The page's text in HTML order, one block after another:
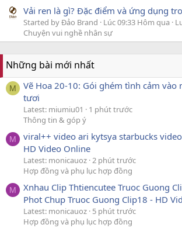
Vải ren là gì? Đặc điểm và ứng dụng
Started by Đảo Brand Lúc 09:33 Hôm qua
Chuyện vui nghề nhân sự
Những bài mới nhất
M
Vẽ Hoa 20-10: Gói ghém tình cảm vào
tươi
Latest: miumiu01
1 phút trước
Thông tin & góp ý
M
viral++ video ari kytsya starbucks
HD Video Online
Latest: monicauoz 2 phút trước
Hợp đồng và phụ lục hợp đồng
M
Xnhau Clip Thtiencutee Truoc Guong
Phot Chup Truoc Guong Clip18 - HD
Latest: monicauoz 5 phút trước
Hợp đồng và phụ lục hợp đồng